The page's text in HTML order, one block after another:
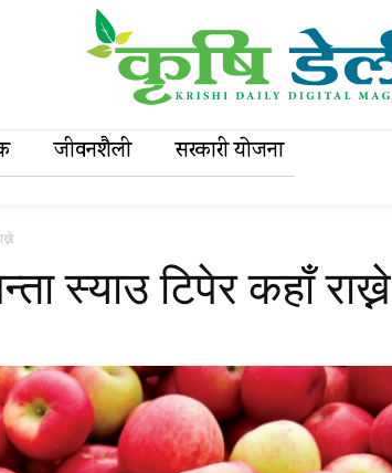
जीवनशैली सरकारी याेजना
स्याउ टिपेर कहाँ राख्ने